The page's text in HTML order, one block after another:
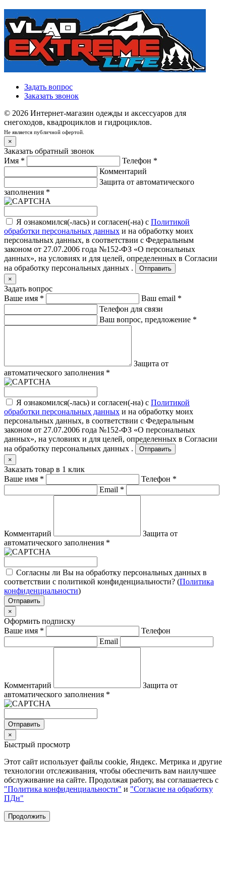
Задать вопрос
Заказать звонок
© 2026 Интернет-магазин одежды и аксессуаров для
снегоходов, квадроциклов и гидроциклов.
Не является публичной офертой.
×
Заказать обратный звонок
Имя * Телефон *
Комментарий
Защита от автоматического
заполнения *
Я ознакомился(-лась) и согласен(-на) с Политикой
обработки персональных данных и на обработку моих
персональных данных, в соответствии с Федеральным
законом от 27.07.2006 года №152-ФЗ «О персональных
данных», на условиях и для целей, определенных в Согласии
на обработку персональных данных .
Отправить
×
Задать вопрос
Ваше имя * Ваш email *
Телефон для связи
Ваш вопрос, предложение *
Защита от
автоматического заполнения *
Я ознакомился(-лась) и согласен(-на) с Политикой
обработки персональных данных и на обработку моих
персональных данных, в соответствии с Федеральным
законом от 27.07.2006 года №152-ФЗ «О персональных
данных», на условиях и для целей, определенных в Согласии
на обработку персональных данных .
Отправить
×
Заказать товар в 1 клик
Ваше имя * Телефон *
Email *
Комментарий
Защита от
автоматического заполнения *
Согласны ли Вы на обработку персональных данных в
соответствии с политикой конфиденциальности? (Политика
конфиденциальности)
Отправить
×
Оформить подписку
Ваше имя *
Телефон
Email
Комментарий
Защита от
автоматического заполнения *
Отправить
×
Быстрый просмотр
Этот сайт использует файлы cookie, Яндекс. Метрика и другие
технологии отслеживания, чтобы обеспечить вам наилучшее
обслуживание на сайте. Продолжая работу, вы соглашаетесь с
"Политика конфиденциальности" и "Согласие на обработку
ПДн"
Продолжить